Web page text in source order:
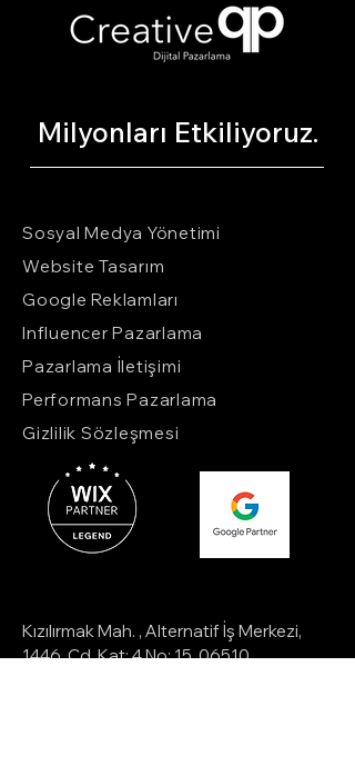
Milyonları Etkiliyoruz.
Sosyal Medya Yönetimi
Website Tasarım
Google Reklamları
Influencer Pazarlama
Pazarlama İletişimi
Performans Pazarlama
Gizlilik Sözleşmesi
Kızılırmak Mah. , Alternatif İş Merkezi,
1446. Cd. Kat: 4 No: 15, 06510